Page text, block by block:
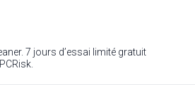
7 jours d’essai limité gratuit